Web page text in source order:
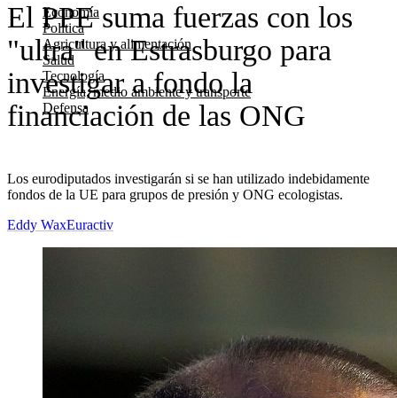
Economía
Política
Agricultura y alimentación
Salud
Tecnología
Energía, medio ambiente y transporte
Defensa
El PPE suma fuerzas con los
"ultra" en Estrasburgo para
investigar a fondo la
financiación de las ONG
Los eurodiputados investigarán si se han utilizado indebidamente
fondos de la UE para grupos de presión y ONG ecologistas.
Eddy WaxEuractiv